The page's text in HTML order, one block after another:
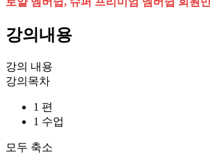
강의내용
강의 내용
강의목차
1 편
1 수업
모두 축소